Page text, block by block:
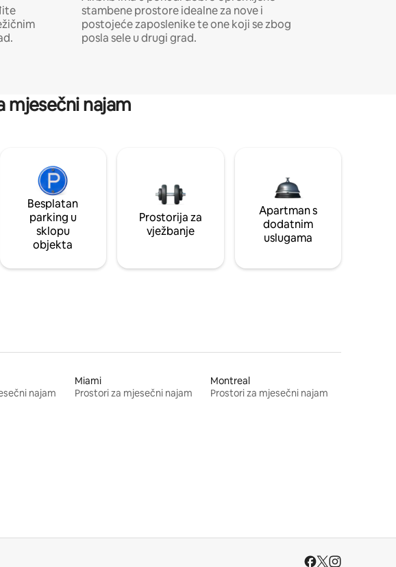
stambene prostore idealne za nove i
postojeće zaposlenike te one koji se zbog
posla sele u drugi grad.
mjesečni najam
Besplatan
parking u
sklopu
objekta
Prostorija za
vježbanje
Apartman s
dodatnim
uslugama
najam
Miami
Prostori za mjesečni najam
Montreal
Prostori za mjesečni najam